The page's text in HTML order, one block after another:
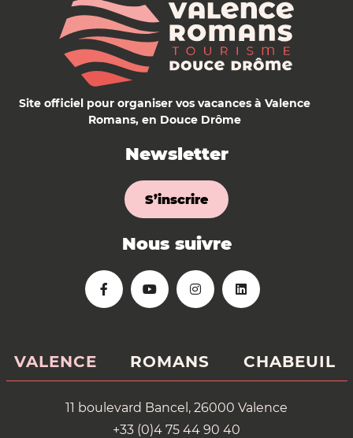
Site officiel pour organiser vos vacances à Valence
Romans, en Douce Drôme
Newsletter
S’inscrire
Nous suivre
VALENCE ROMANS CHABEUIL
11 boulevard Bancel, 26000 Valence
+33 (0)4 75 44 90 40